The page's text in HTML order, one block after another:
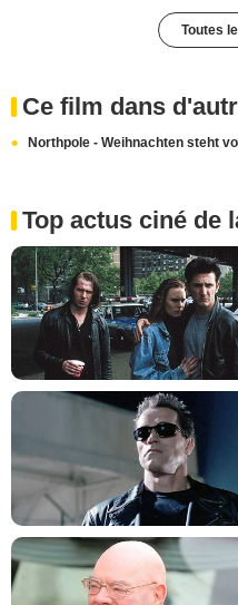
Toutes
Ce film dans
Northpole - Weihnachten steht
Top actus ciné de